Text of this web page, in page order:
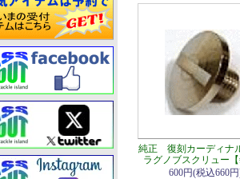
純正 復刻カーディナ
ラグノブスクリュー【
600円(税込660